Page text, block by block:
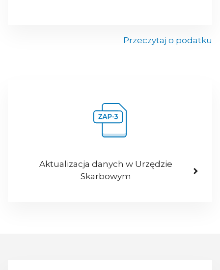
Przeczytaj o podatku
Aktualizacja danych w Urzędzie
Skarbowym